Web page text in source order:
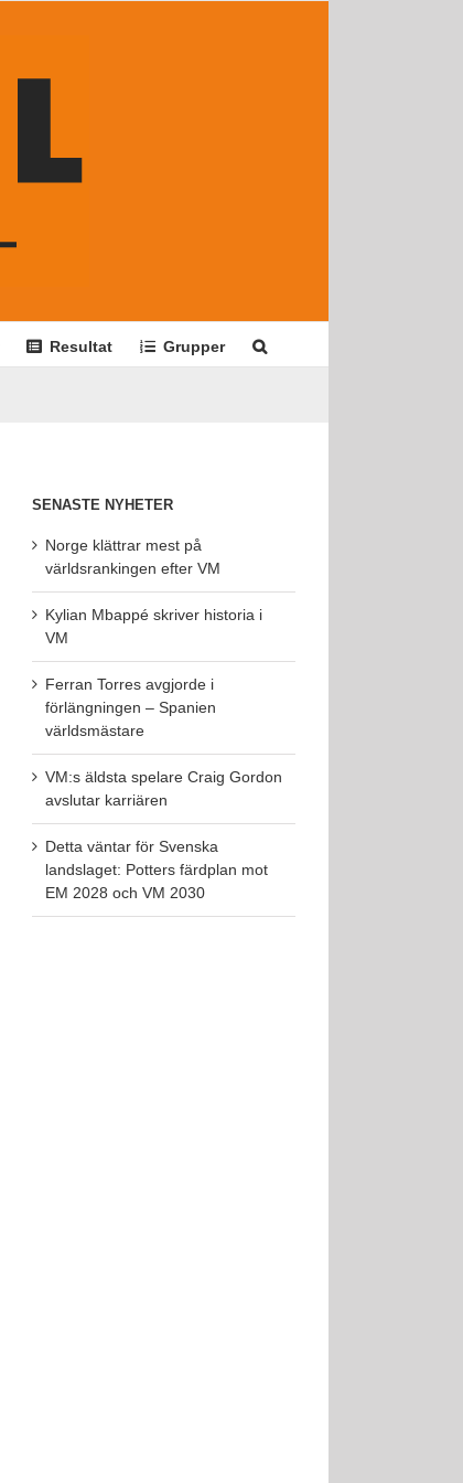
Resultat Grupper
SENASTE NYHETER
Norge klättrar mest på
världsrankingen efter VM
Kylian Mbappé skriver historia i
VM
Ferran Torres avgjorde i
förlängningen – Spanien
världsmästare
VM:s äldsta spelare Craig Gordon
avslutar karriären
Detta väntar för Svenska
landslaget: Potters färdplan mot
EM 2028 och VM 2030